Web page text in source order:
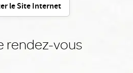
le Site Internet
rendez-vous